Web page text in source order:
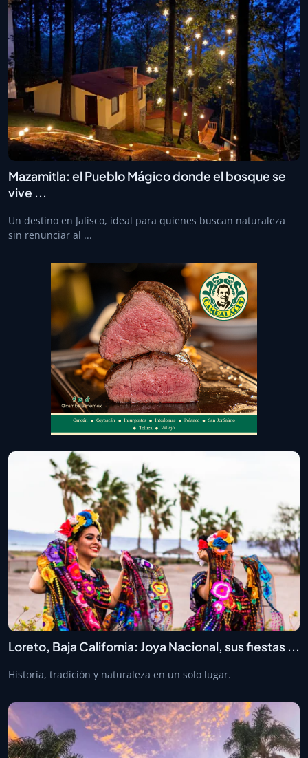
Mazamitla: el Pueblo Mágico donde el bosque se
vive ...
Un destino en Jalisco, ideal para quienes buscan naturaleza
sin renunciar al ...
Loreto, Baja California: Joya Nacional, sus fiestas ...
Historia, tradición y naturaleza en un solo lugar.